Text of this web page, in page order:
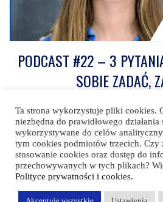
PODCAST #22 – 3
SOBIE ZADAĆ,
Czas
Ta strona wykorzystuje pliki cookies.
niezbędna do prawidłowego działania
wykorzystywane do celów
tym cookies podmiotów trzecich. Czy
stosowanie cookies oraz dostęp do
przechowywanych w tych plikach?
Polityce prywatności i cookies.